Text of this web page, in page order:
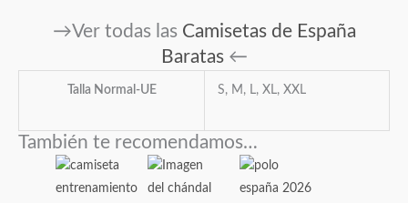
→Ver todas las Camisetas de España
Baratas←
Talla Normal-UE S, M, L, XL, XXL
También te recomendamos…
Este
producto
Este
producto
Este
producto